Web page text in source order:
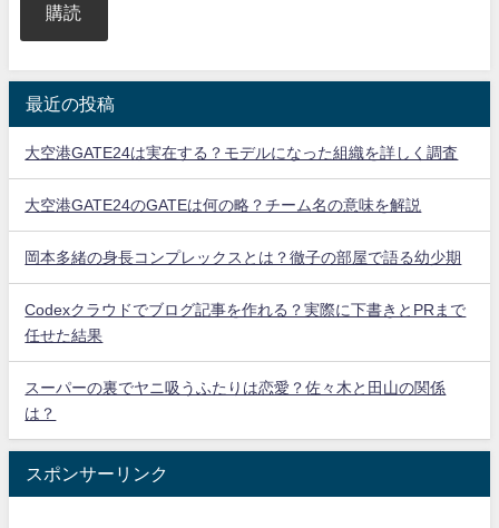
購読
最近の投稿
大空港GATE24は実在する？モデルになった組織を詳しく調査
大空港GATE24のGATEは何の略？チーム名の意味を解説
岡本多緒の身長コンプレックスとは？徹子の部屋で語る幼少期
Codexクラウドでブログ記事を作れる？実際に下書きとPRまで
任せた結果
スーパーの裏でヤニ吸うふたりは恋愛？佐々木と田山の関係
は？
スポンサーリンク